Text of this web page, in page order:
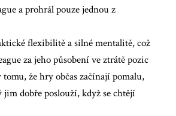
a prohrál pouze jednou z
flexibilitě a silné mentalitě, což
za jeho působení ve ztrátě pozic
že hry občas začínají pomalu,
dobře poslouží, když se chtějí